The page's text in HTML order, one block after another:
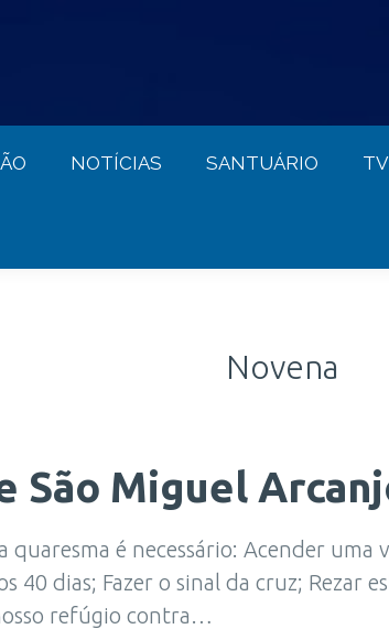
NOTÍCIAS SANTUÁRIO
Novena
São Miguel
quaresma é necessário: Acender
40 dias; Fazer o sinal da cruz;
refúgio contra…